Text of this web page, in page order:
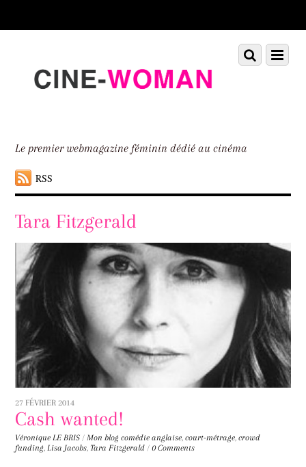
down
Le premier webmagazine féminin dédié au cinéma
RSS
Menu
Scroll
down
Tara Fitzgerald
27 FÉVRIER 2014
Cash wanted!
Véronique LE BRIS / Mon blog comédie anglaise,court-métrage,crowd
funding, Lisa Jacobs,Tara Fitzgerald / 0 Comments